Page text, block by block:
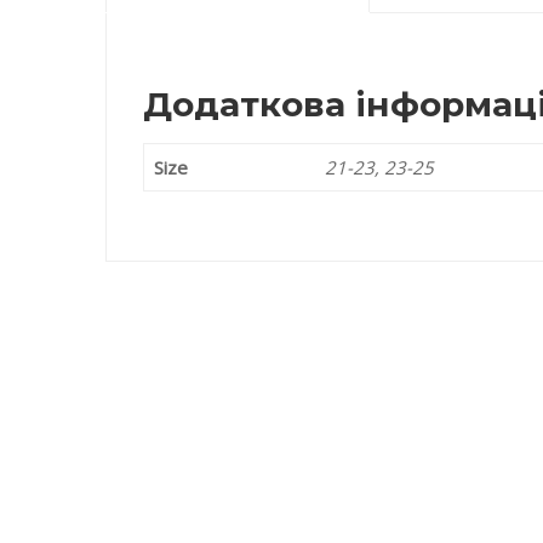
Додаткова
Size 21-23, 23-25